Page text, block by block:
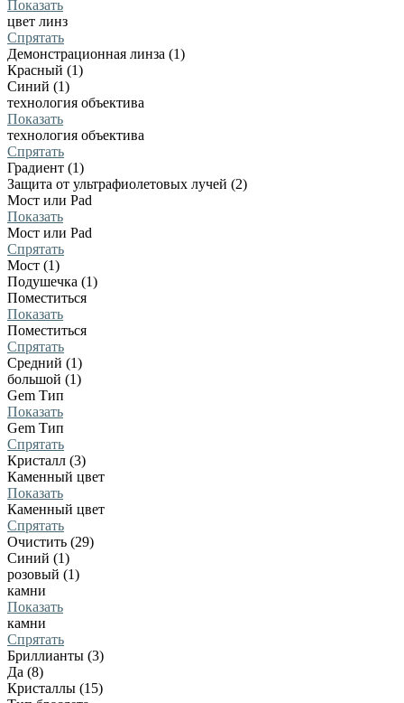
Показать
цвет линз
Спрятать
Демонстрационная линза (1)
Красный (1)
Синий (1)
технология объектива
Показать
технология объектива
Спрятать
Градиент (1)
Защита от ультрафиолетовых лучей (2)
Мост или Pad
Показать
Мост или Pad
Спрятать
Мост (1)
Подушечка (1)
Поместиться
Показать
Поместиться
Спрятать
Средний (1)
большой (1)
Gem Тип
Показать
Gem Тип
Спрятать
Кристалл (3)
Каменный цвет
Показать
Каменный цвет
Спрятать
Очистить (29)
Синий (1)
розовый (1)
камни
Показать
камни
Спрятать
Бриллианты (3)
Да (8)
Кристаллы (15)